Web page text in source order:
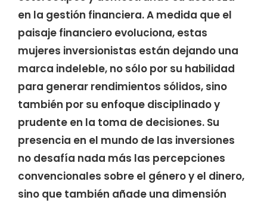
en la gestión financiera. A medida que el
paisaje financiero evoluciona, estas
mujeres inversionistas están dejando una
marca indeleble, no sólo por su habilidad
para generar rendimientos sólidos, sino
también por su enfoque disciplinado y
prudente en la toma de decisiones. Su
presencia en el mundo de las inversiones
no desafía nada más las percepciones
convencionales sobre el género y el dinero,
sino que también añade una dimensión